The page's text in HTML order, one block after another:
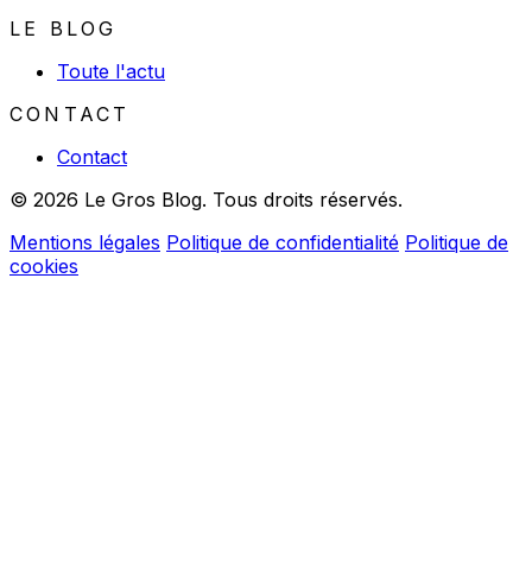
LE BLOG
Toute l'actu
CONTACT
Contact
© 2026 Le Gros Blog. Tous droits réservés.
Mentions légales Politique de confidentialité Politique de
cookies